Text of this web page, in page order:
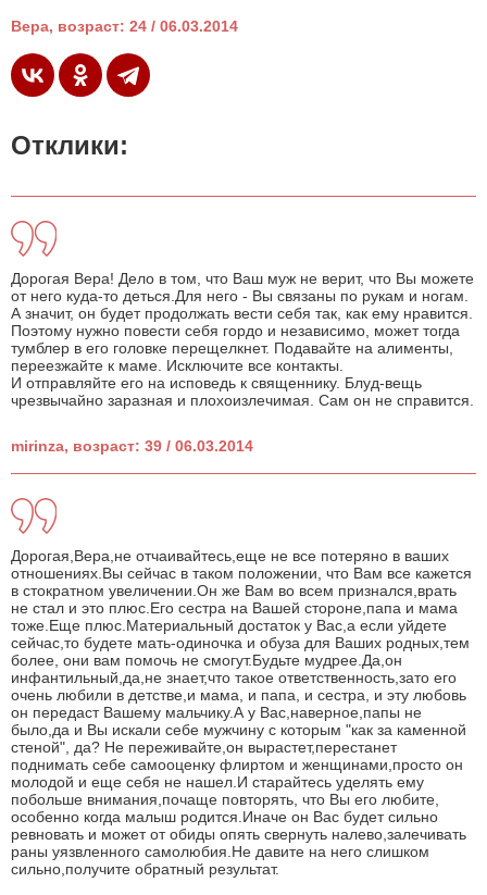
Вера, возраст: 24 / 06.03.2014
Отклики:
Дорогая Вера! Дело в том, что Ваш муж не верит, что Вы можете
от него куда-то деться.Для него - Вы связаны по рукам и ногам.
А значит, он будет продолжать вести себя так, как ему нравится.
Поэтому нужно повести себя гордо и независимо, может тогда
тумблер в его головке перещелкнет. Подавайте на алименты,
переезжайте к маме. Исключите все контакты.
И отправляйте его на исповедь к священнику. Блуд-вещь
чрезвычайно заразная и плохоизлечимая. Сам он не справится.
mirinza, возраст: 39 / 06.03.2014
Дорогая,Вера,не отчаивайтесь,еще не все потеряно в ваших
отношениях.Вы сейчас в таком положении, что Вам все кажется
в стократном увеличении.Он же Вам во всем признался,врать
не стал и это плюс.Его сестра на Вашей стороне,папа и мама
тоже.Еще плюс.Материальный достаток у Вас,а если уйдете
сейчас,то будете мать-одиночка и обуза для Ваших родных,тем
более, они вам помочь не смогут.Будьте мудрее.Да,он
инфантильный,да,не знает,что такое ответственность,зато его
очень любили в детстве,и мама, и папа, и сестра, и эту любовь
он передаст Вашему мальчику.А у Вас,наверное,папы не
было,да и Вы искали себе мужчину с которым "как за каменной
стеной", да? Не переживайте,он вырастет,перестанет
поднимать себе самооценку флиртом и женщинами,просто он
молодой и еще себя не нашел.И старайтесь уделять ему
побольше внимания,почаще повторять, что Вы его любите,
особенно когда малыш родится.Иначе он Вас будет сильно
ревновать и может от обиды опять свернуть налево,залечивать
раны уязвленного самолюбия.Не давите на него слишком
сильно,получите обратный результат.